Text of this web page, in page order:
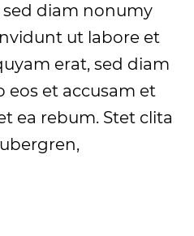
diam nonumy
ut labore et
erat, sed diam
eos et accusam et
ea rebum. Stet clita